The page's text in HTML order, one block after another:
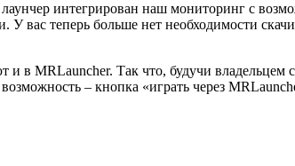
интегрирован наш мониторинг с
У вас теперь больше нет необходимости
в MRLauncher. Так что, будучи
– кнопка «играть через